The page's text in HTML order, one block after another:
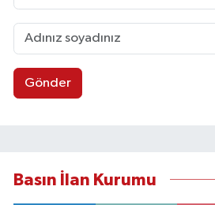
Gönder
Basın İlan Kurumu